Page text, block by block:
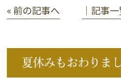
« 前の記事へ │記事
夏休みもおわりま